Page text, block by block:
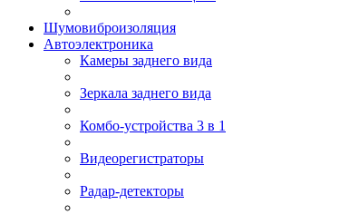
Шумовиброизоляция
Автоэлектроника
Камеры заднего вида
Зеркала заднего вида
Комбо-устройства 3 в 1
Видеорегистраторы
Радар-детекторы